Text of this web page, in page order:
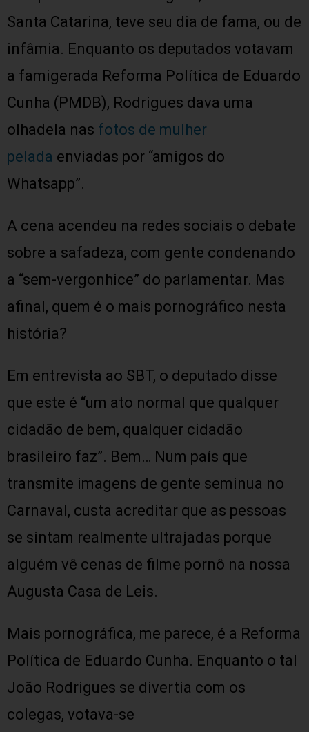
Santa Catarina, teve seu dia de fama, ou de
infâmia. Enquanto os deputados votavam
a famigerada Reforma Política de Eduardo
Cunha (PMDB), Rodrigues dava uma
olhadela nas fotos de mulher
pelada enviadas por “amigos do
Whatsapp”.
A cena acendeu na redes sociais o debate
sobre a safadeza, com gente condenando
a “sem-vergonhice” do parlamentar. Mas
afinal, quem é o mais pornográfico nesta
história?
Em entrevista ao SBT, o deputado disse
que este é “um ato normal que qualquer
cidadão de bem, qualquer cidadão
brasileiro faz”. Bem… Num país que
transmite imagens de gente seminua no
Carnaval, custa acreditar que as pessoas
se sintam realmente ultrajadas porque
alguém vê cenas de filme pornô na nossa
Augusta Casa de Leis.
Mais pornográfica, me parece, é a Reforma
Política de Eduardo Cunha. Enquanto o tal
João Rodrigues se divertia com os
colegas, votava-se